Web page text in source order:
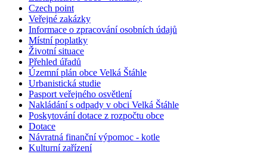
Czech point
Veřejné zakázky
Informace o zpracování osobních údajů
Místní poplatky
Životní situace
Přehled úřadů
Územní plán obce Velká Štáhle
Urbanistická studie
Pasport veřejného osvětlení
Nakládání s odpady v obci Velká Štáhle
Poskytování dotace z rozpočtu obce
Dotace
Návratná finanční výpomoc - kotle
Kulturní zařízení